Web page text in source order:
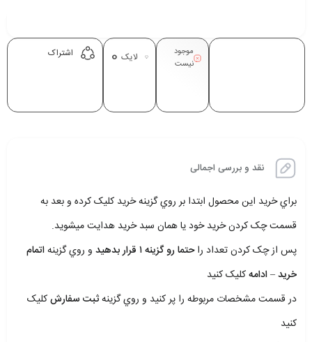
موجود
نیست
لایک 0 اشتراک
نقد و بررسی اجمالی
براي خريد اين محصول ابتدا بر روي گزينه خريد کليک کرده و بعد به
قسمت چک کردن خريد خود يا همان سبد خريد هدايت ميشويد.
پس از چک کردن تعداد راحتما رو گزينه ۱ قرار بدهيد و روي گزينهاتمام
خريد – ادامهکليک کنيد
در قسمت مشخصات مربوطه را پر کنيد و روي گزينهثبت سفارشکليک
کنيد